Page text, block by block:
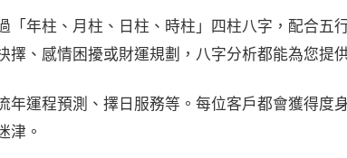
「年柱、月柱、日柱、時柱」四柱八字，配合五
、感情困擾或財運規劃，八字分析都能為您提
運程預測、擇日服務等。每位客戶都會獲得度
津。